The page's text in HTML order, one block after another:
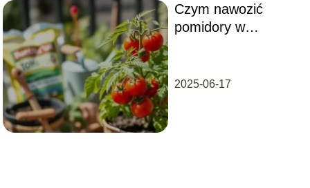
Czym nawozić
pomidory w
2025-06-17